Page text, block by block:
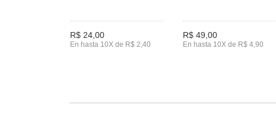
R$ 24,00
En hasta 10X de R$ 2,40
R$ 49,00
En hasta 10X de R$ 4,90